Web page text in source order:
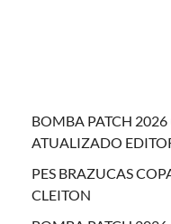
BOMBA PATCH 2026
ATUALIZADO
PES BRAZUCAS
CLEITON